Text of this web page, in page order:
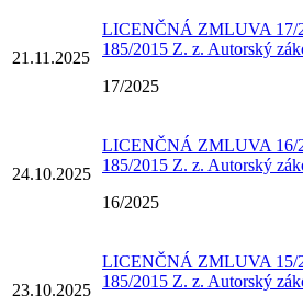
21.11.2025
LICENČNÁ ZMLUVA 17/
185/2015 Z. z. Autorský
17/2025
24.10.2025
LICENČNÁ ZMLUVA 16/
185/2015 Z. z. Autorský
16/2025
23.10.2025
LICENČNÁ ZMLUVA 15/
185/2015 Z. z. Autorský